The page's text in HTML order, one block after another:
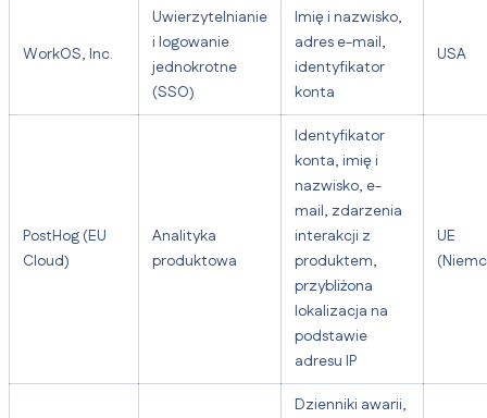
WorkOS, Inc.
Uwierzytelnianie
i logowanie
jednokrotne
(SSO)
Imię i nazwisko,
adres e-mail,
identyfikator
konta
USA
PostHog (EU
Cloud)
Analityka
produktowa
Identyfikator
konta, imię i
nazwisko, e-
mail, zdarzenia
interakcji z
produktem,
przybliżona
lokalizacja na
podstawie
adresu IP
UE
Dzienniki awarii,